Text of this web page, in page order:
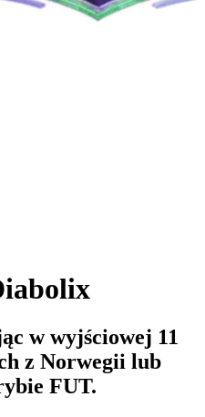
w wyjściowej 11
z Norwegii lub
FUT.